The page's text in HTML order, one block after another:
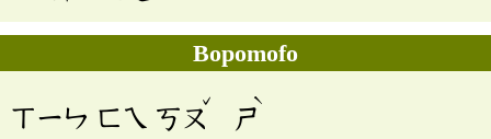
Bopomofo
ㄒㄧㄣ ㄈㄟ ㄎㄡ
ˇ
ㄕ
ˋ